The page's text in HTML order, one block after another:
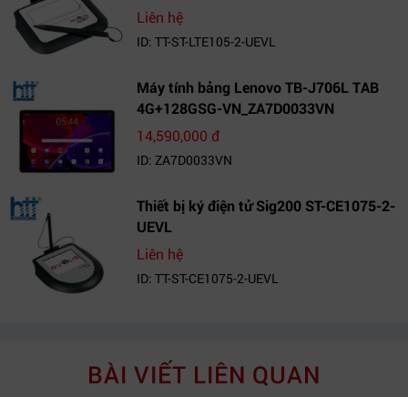
Liên hệ
ID: TT-ST-LTE105-2-UEVL
Máy tính bảng Lenovo TB-J706L TAB
4G+128GSG-VN_ZA7D0033VN
14,590,000 đ
ID: ZA7D0033VN
Thiết bị ký điện tử Sig200 ST-CE1075-2-
UEVL
Liên hệ
ID: TT-ST-CE1075-2-UEVL
BÀI VIẾT LIÊN QUAN